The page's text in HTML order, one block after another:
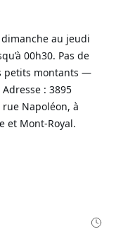
au jeudi
00h30. Pas de
petits montants —
: 3895
Napoléon, à
et Mont-Royal.